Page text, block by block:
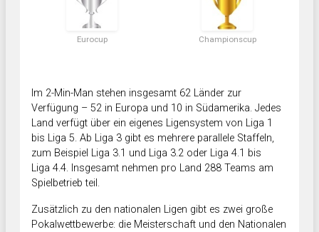
Eurocup Championscup
Im 2-Min-Man stehen insgesamt 62 Länder zur
Verfügung – 52 in Europa und 10 in Südamerika. Jedes
Land verfügt über ein eigenes Ligensystem von Liga 1
bis Liga 5. Ab Liga 3 gibt es mehrere parallele Staffeln,
zum Beispiel Liga 3.1 und Liga 3.2 oder Liga 4.1 bis
Liga 4.4. Insgesamt nehmen pro Land 288 Teams am
Spielbetrieb teil.
Zusätzlich zu den nationalen Ligen gibt es zwei große
Pokalwettbewerbe: die Meisterschaft und den Nationalen